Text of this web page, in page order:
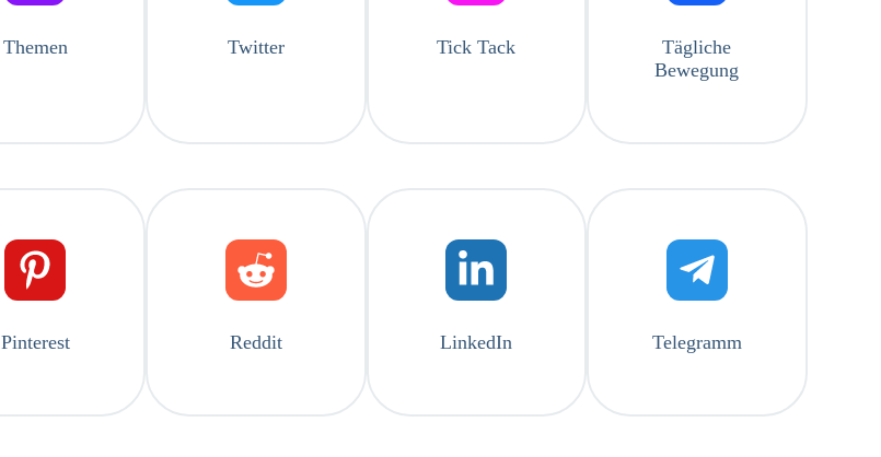
Themen Twitter Tick ​​Tack
Tägliche
Bewegung
Pinterest Reddit LinkedIn Telegramm